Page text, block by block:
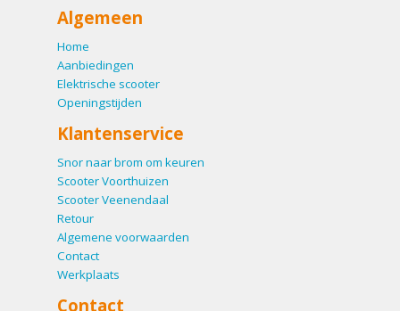
Algemeen
Home
Aanbiedingen
Elektrische scooter
Openingstijden
Klantenservice
Snor naar brom om keuren
Scooter Voorthuizen
Scooter Veenendaal
Retour
Algemene voorwaarden
Contact
Werkplaats
Contact